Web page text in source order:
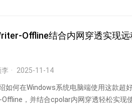
Offline结合内网穿透实现远
2025-11-14
如何在Windows系统电脑端使用这款超
，并结合cpolar内网穿透轻松实现使